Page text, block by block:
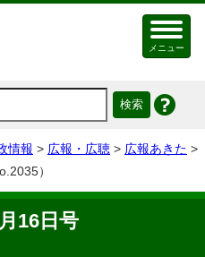
メニュー
情報 > 広報・広聴 > 広報あきた >
）
16日号